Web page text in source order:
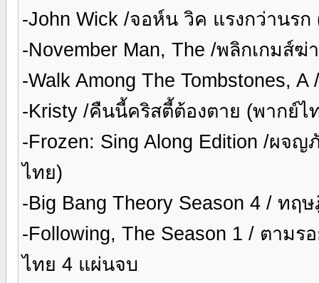
-John Wick /จอห์น วิค แรงกว่านร
-November Man, The /พลิกเกมส์
-Walk Among The Tombstones,
-Kristy /คืนนี้คริสตี้ต้องตาย (พากย์ไ
-Frozen: Sing Along Edition /ผจ
ไทย)
-Big Bang Theory Season 4 / ท
-Following, The Season 1 / ตาม
ไทย 4 แผ่นจบ